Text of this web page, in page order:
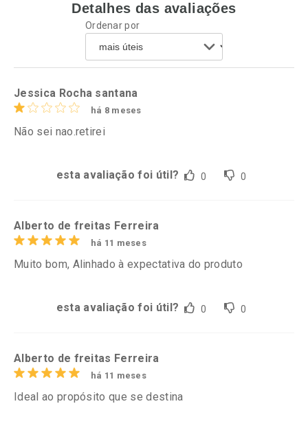
Detalhes das avaliações
Ordenar por
Jessica Rocha santana
há 8 meses
Não sei nao.retirei
esta avaliação foi útil? 0 0
Alberto de freitas Ferreira
há 11 meses
Muito bom, Alinhado à expectativa do produto
esta avaliação foi útil? 0 0
Alberto de freitas Ferreira
há 11 meses
Ideal ao propósito que se destina